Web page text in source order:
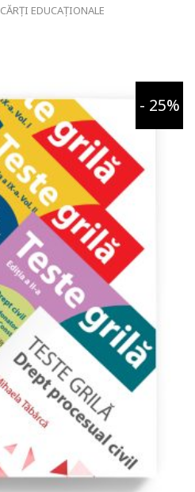
CĂRȚI EDUCAȚIONALE
- 25%